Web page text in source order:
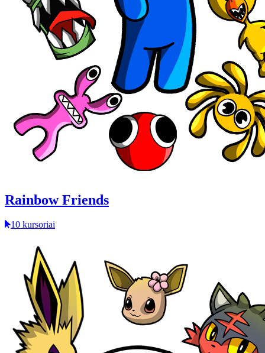
Rainbow Friends
10 kursoriai